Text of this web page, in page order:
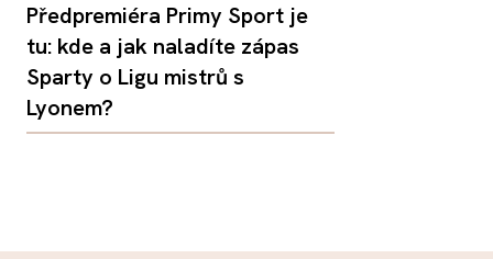
Předpremiéra Primy Sport je
tu: kde a jak naladíte zápas
Sparty o Ligu mistrů s
Lyonem?